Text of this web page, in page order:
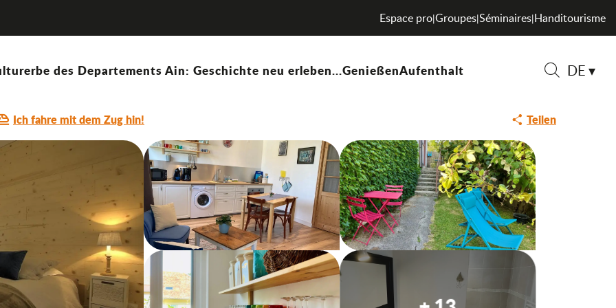
DE
Espace pro|Groupes|Séminaires|Handitourisme
des Departements Ain: Geschichte neu erleben...GenießenAufenthalt
Ich fahre mit dem Zug hin! Teilen